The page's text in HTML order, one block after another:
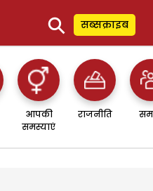
⚲ सब्सक्राइब
आपकी
समस्याएं
राजनीति